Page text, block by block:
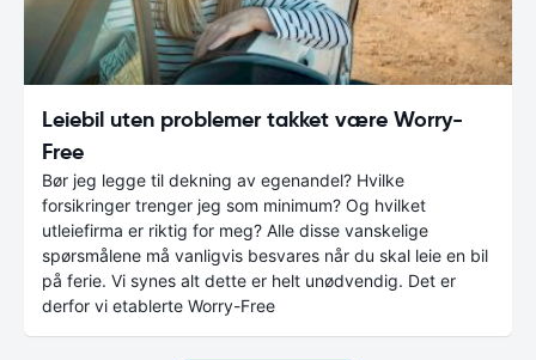
Leiebil uten problemer takket være Worry-
Free
Bør jeg legge til dekning av egenandel? Hvilke
forsikringer trenger jeg som minimum? Og hvilket
utleiefirma er riktig for meg? Alle disse vanskelige
spørsmålene må vanligvis besvares når du skal leie en bil
på ferie. Vi synes alt dette er helt unødvendig. Det er
derfor vi etablerte Worry-Free